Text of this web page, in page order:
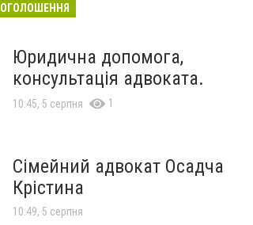
ОГОЛОШЕННЯ
Юридична допомога,
консультація адвоката.
10:45, 5 серпня 1
Сімейний адвокат Осадча
Крістина
10:49, 5 серпня